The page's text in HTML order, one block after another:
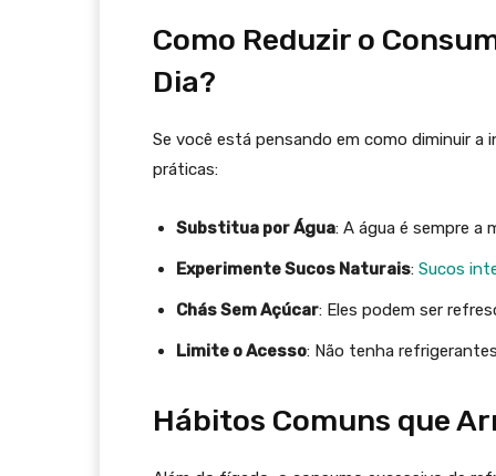
Como Reduzir o
Dia?
Se você está pensando em como diminuir
práticas:
Substitua por Água: A água é sempre a
Experimente Sucos Naturais: Sucos
Chás Sem Açúcar: Eles podem ser
Limite o Acesso: Não tenha
Hábitos Comuns que